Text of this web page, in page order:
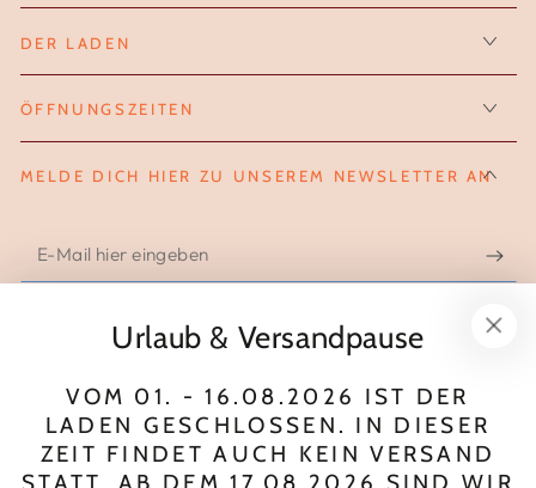
DER LADEN
ÖFFNUNGSZEITEN
MELDE DICH HIER ZU UNSEREM NEWSLETTER AN
E-
Mail
FOLGE UNS AUF INSTAGRAM
Instagram
Zahlungsmöglichkeiten
Urlaub & Versandpause
VOM 01. - 16.08.2026 IST DER
LADEN GESCHLOSSEN. IN DIESER
ZEIT FINDET AUCH KEIN VERSAND
STATT. AB DEM 17.08.2026 SIND WIR